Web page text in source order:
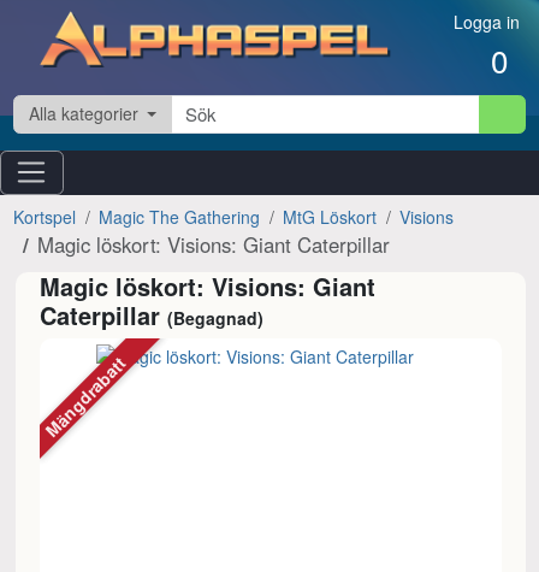
Hoppa till innehåll Logga in
0
Alla kategorier
Kortspel Magic The Gathering MtG Löskort Visions
Magic löskort: Visions: Giant Caterpillar
Magic löskort: Visions: Giant
Caterpillar(Begagnad)
Mängdrabatt